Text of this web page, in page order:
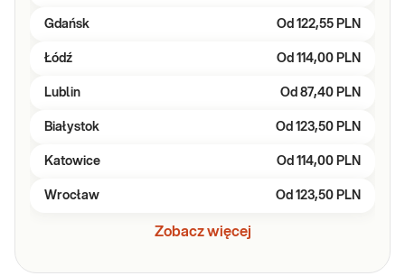
Gdańsk Od 122,55 PLN
Łódź Od 114,00 PLN
Lublin Od 87,40 PLN
Białystok Od 123,50 PLN
Katowice Od 114,00 PLN
Wrocław Od 123,50 PLN
Zobacz więcej